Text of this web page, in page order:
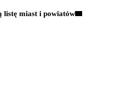
listę miast i powiatów